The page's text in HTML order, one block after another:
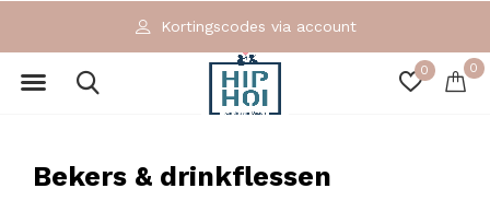
0 0
Exclusieve en ecologische merken
Bekers & drinkflessen